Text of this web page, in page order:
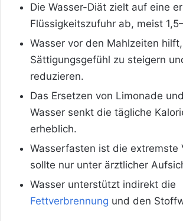
Die Wasser-Diät zielt auf eine
Flüssigkeitszufuhr ab, meist
Wasser vor den Mahlzeiten
Sättigungsgefühl zu steigern
reduzieren.
Das Ersetzen von Limonade
Wasser senkt die tägliche
erheblich.
Wasserfasten ist die extremste
sollte nur unter ärztlicher
Wasser unterstützt indirekt die
Fettverbrennung und den